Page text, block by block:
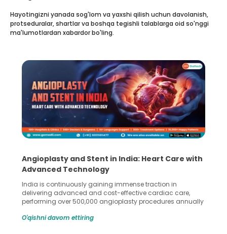
Hayotingizni yanada sog'lom va yaxshi qilish uchun davolanish,
protseduralar, shartlar va boshqa tegishli talablarga oid so'nggi
ma'lumotlardan xabardor bo'ling.
Care with
care,
annually
and
5 Essential Steps for Effective Human
Collection and Processing Methods
Human sperm collection and processing are
in advanced reproductive techniques like In Vitro
Fertilization (IVF) and intrauterine insemination
challenges and help couples achieve their dream
O'qishni davom ettiring